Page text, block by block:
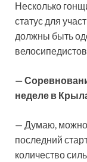
Несколько
статус для
должны быть
—
неделе в
— Думаю, можно
последний
количество